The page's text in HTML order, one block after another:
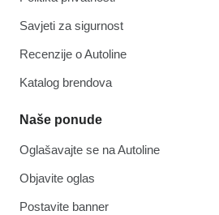
Savjeti za sigurnost
Recenzije o Autoline
Katalog brendova
Naše ponude
Oglašavajte se na Autoline
Objavite oglas
Postavite banner